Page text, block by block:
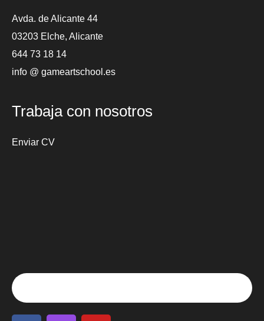
Avda. de Alicante 44
03203 Elche, Alicante
644 73 18 14
info @ gameartschool.es
Trabaja con nosotros
Enviar CV